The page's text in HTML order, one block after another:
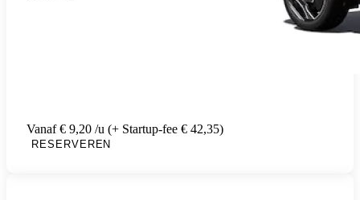
Vanaf € 9,20 /u (+ Startup-fee € 42,35)
RESERVEREN